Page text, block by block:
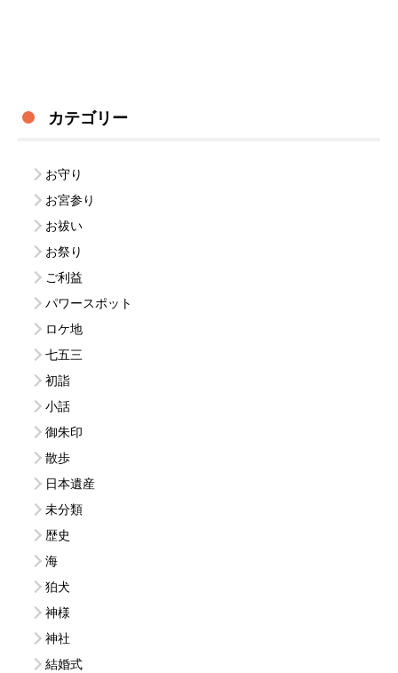
カテゴリー
お守り
お宮参り
お祓い
お祭り
ご利益
パワースポット
ロケ地
七五三
初詣
小話
御朱印
散歩
日本遺産
未分類
歴史
海
狛犬
神様
神社
結婚式